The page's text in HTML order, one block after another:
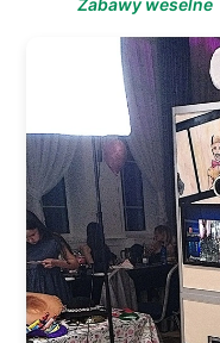
Zabawy weselne